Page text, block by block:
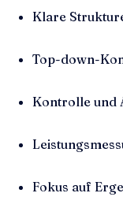
Klare
Top-down-
Kontrolle und
Fokus auf